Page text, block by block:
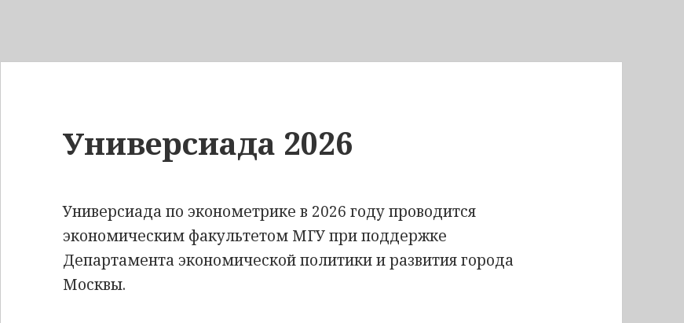
Универсиада 2026
Универсиада по эконометрике в 2026 году проводится
экономическим факультетом МГУ при поддержке
Департамента экономической политики и развития города
Москвы.